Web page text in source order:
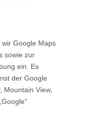
Google Maps
sowie zur
ein. Es
der Google
Mountain View,